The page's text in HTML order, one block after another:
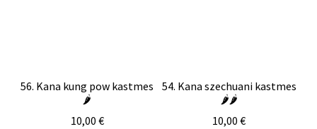
56. Kana kung pow kastmes
🌶️
10,00 €
54. Kana szechuani kastmes
🌶️🌶️
10,00€